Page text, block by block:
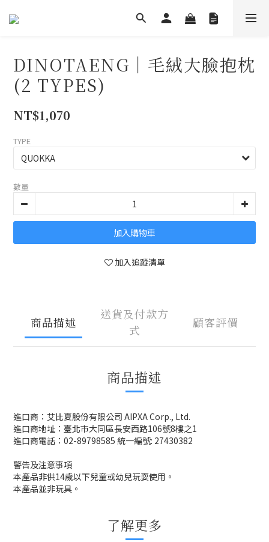
DINOTAENG｜毛絨大臉抱枕
(2 TYPES)
NT$1,070
TYPE
數量
加入購物車
加入追蹤清單
商品描述
送貨及付款方
式
顧客評價
商品描述
進口商：艾比夏股份有限公司 AIPXA Corp., Ltd.
進口商地址：臺北市大同區長安西路106號8樓之1
進口商電話：02-89798585 統一編號: 27430382
警告及注意事項
本產品非供14歲以下兒童或幼兒玩耍使用。
本產品並非玩具。
了解更多